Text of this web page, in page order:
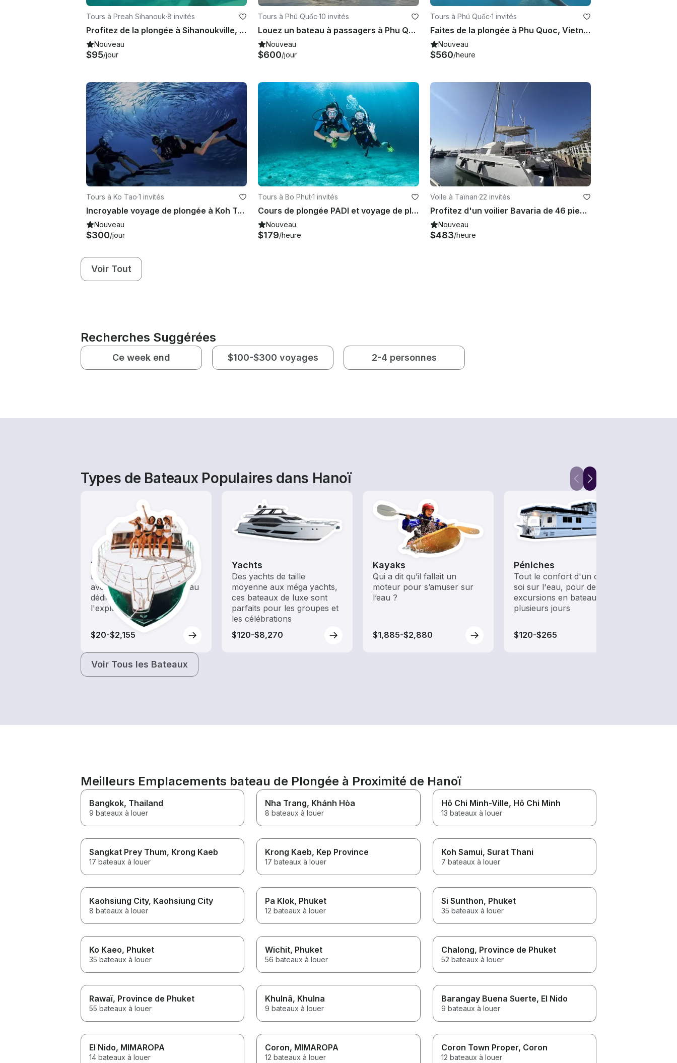
Tours à Preah Sihanouk·8 invités
Profitez de la plongée à Sihanoukville, au Cambodge
Nouveau
$95/jour
Tours à Phú Quốc·10 invités
Louez un bateau à passagers à Phu Quoc, au Vietnam, pour faire de la plongée
Nouveau
$600/jour
Tours à Phú Quốc·1 invités
Faites de la plongée à Phu Quoc, Vietnam
Nouveau
$560/heure
Tours à Ko Tao·1 invités
Incroyable voyage de plongée à Koh Tao, en Thaïlande
Nouveau
$300/jour
Tours à Bo Phut·1 invités
Cours de plongée PADI et voyage de plongée à Chang Wat Surat Thani,
Nouveau
$179/heure
Voile à Taïnan·22 invités
Profitez d'un voilier Bavaria de 46 pieds à Taiwan Tainan
Nouveau
$483/heure
Voir Tout
Recherches Suggérées
Ce week end $100-$300 voyages 2-4 personnes
Types de Bateaux Populaires dans Hanoï
Tours
Explorez les eaux locales
avec une location de bateau
dédiée au tourisme et à
l'exploration
$20-$2,155
Yachts
Des yachts de taille
moyenne aux méga yachts,
ces bateaux de luxe sont
parfaits pour les groupes et
les célébrations
$120-$8,270
Kayaks
Qui a dit qu’il fallait un
moteur pour s’amuser sur
l’eau ?
$1,885-$2,880
Péniches
Tout le confort d'un chez-
soi sur l'eau, pour des
excursions en bateau de
plusieurs jours
$120-$265
Voir Tous les Bateaux
Meilleurs Emplacements bateau de Plongée à Proximité de Hanoï
Bangkok, Thailand
9 bateaux à louer
Nha Trang, Khánh Hòa
8 bateaux à louer
Hô Chi Minh-Ville, Hô Chi Minh
13 bateaux à louer
Sangkat Prey Thum, Krong Kaeb
17 bateaux à louer
Krong Kaeb, Kep Province
17 bateaux à louer
Koh Samui, Surat Thani
7 bateaux à louer
Kaohsiung City, Kaohsiung City
8 bateaux à louer
Pa Klok, Phuket
12 bateaux à louer
Si Sunthon, Phuket
35 bateaux à louer
Ko Kaeo, Phuket
35 bateaux à louer
Wichit, Phuket
56 bateaux à louer
Chalong, Province de Phuket
52 bateaux à louer
Rawaï, Province de Phuket
55 bateaux à louer
Khulnâ, Khulna
9 bateaux à louer
Barangay Buena Suerte, El Nido
9 bateaux à louer
El Nido, MIMAROPA
14 bateaux à louer
Coron, MIMAROPA
12 bateaux à louer
Coron Town Proper, Coron
12 bateaux à louer